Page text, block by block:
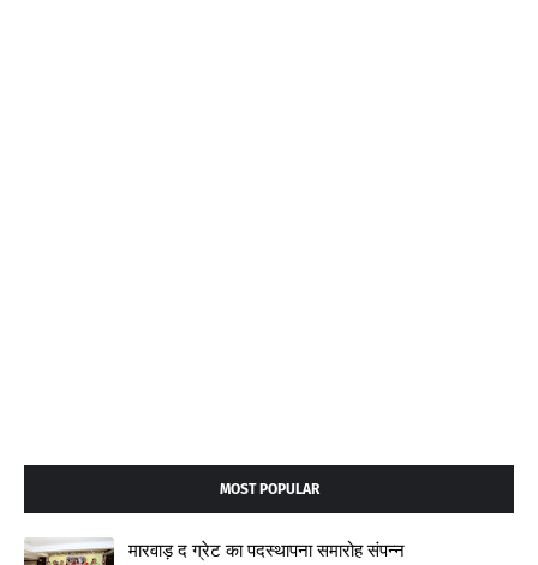
MOST POPULAR
मारवाड़ द ग्रेट का पदस्थापना समारोह संपन्न